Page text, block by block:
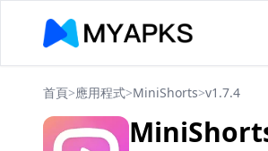
首頁>應用程式>MiniShorts>v1.7.4